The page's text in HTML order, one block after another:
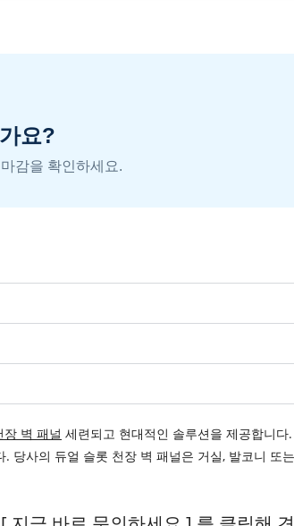
요?
감을 확인하세요.
장 벽 패널 세련되고 현대적인 솔루션을 제공합니
당사의 듀얼 슬롯 천장 벽 패널은 거실, 발코니 또